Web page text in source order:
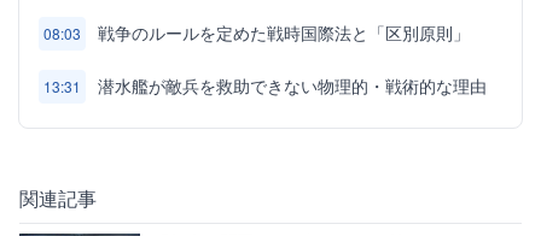
08:03 戦争のルールを定めた戦時国際法と「区別原則」
13:31 潜水艦が敵兵を救助できない物理的・戦術的な理由
関連記事